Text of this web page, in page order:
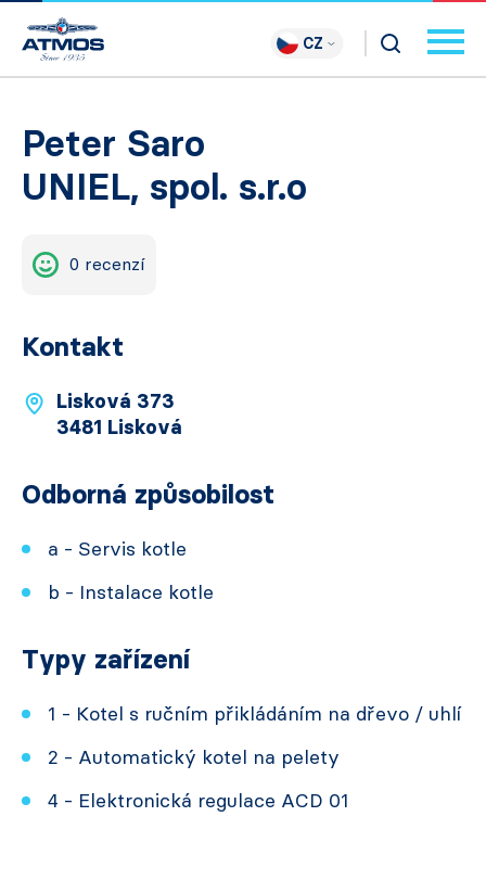
CZ
Peter Saro
UNIEL, spol. s.r.o
0 recenzí
Kontakt
Lisková 373
3481 Lisková
Odborná způsobilost
a - Servis kotle
b - Instalace kotle
Typy zařízení
1 - Kotel s ručním přikládáním na dřevo / uhlí
2 - Automatický kotel na pelety
4 - Elektronická regulace ACD 01